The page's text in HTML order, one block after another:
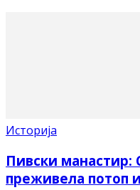
Историја
Пивски манастир:
преживела потоп